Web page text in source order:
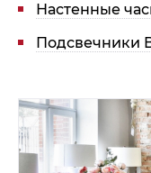
Настенные
Подсвечники